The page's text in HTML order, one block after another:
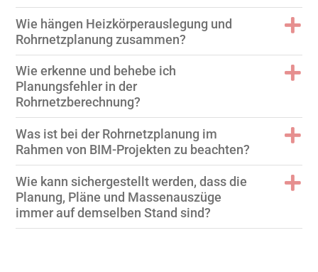
Wie hängen Heizkörperauslegung und
Rohrnetzplanung zusammen?
Wie erkenne und behebe ich
Planungsfehler in der
Rohrnetzberechnung?
Was ist bei der Rohrnetzplanung im
Rahmen von BIM-Projekten zu beachten?
Wie kann sichergestellt werden, dass die
Planung, Pläne und Massenauszüge
immer auf demselben Stand sind?